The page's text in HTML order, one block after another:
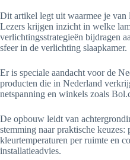
Dit artikel legt uit waarmee je van
Lezers krijgen inzicht in welke
verlichtingsstrategieën bijdragen
sfeer in de verlichting slaapkamer.
Er is speciale aandacht voor de
producten die in Nederland
netspanning en winkels zoals
De opbouw leidt van
stemming naar praktische keuzes:
kleurtemperaturen per ruimte en
installatieadvies.